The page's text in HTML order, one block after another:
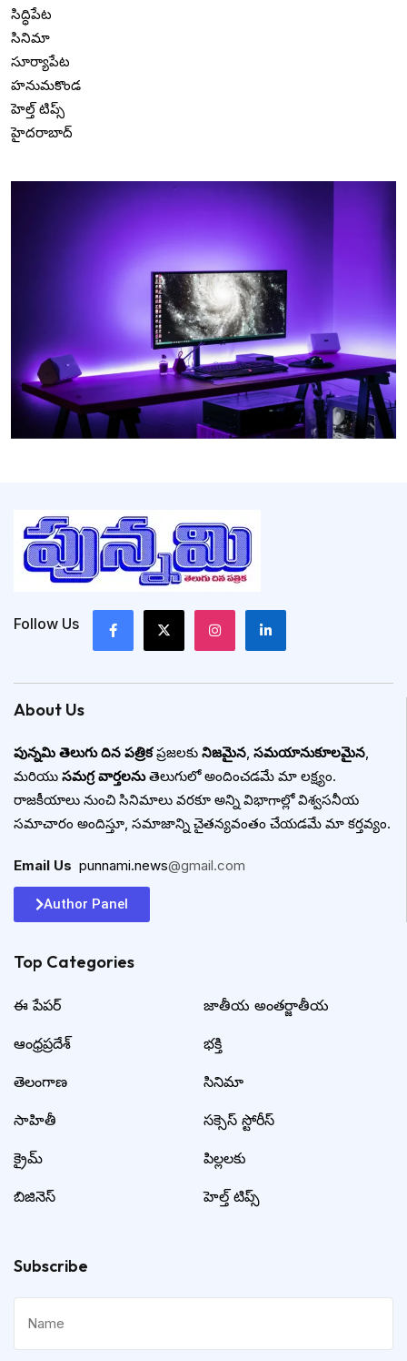
సిద్ధిపేట
సినిమా
సూర్యాపేట
హనుమకొండ
హెల్త్ టిప్స్
హైదరాబాద్
Follow Us
About Us
పున్నమి తెలుగు దిన పత్రికప్రజలకు నిజమైన, సమయానుకూలమైన,
మరియు సమగ్ర వార్తలనుతెలుగులో అందించడమే మా లక్ష్యం.
రాజకీయాలు నుంచి సినిమాలు వరకూ అన్ని విభాగాల్లో విశ్వసనీయ
సమాచారం అందిస్తూ, సమాజాన్ని చైతన్యవంతం చేయడమే మా కర్తవ్యం.
Email Us punnami.news@gmail.com
Author Panel
Top Categories​
ఈ పేపర్
ఆంధ్రప్రదేశ్
తెలంగాణ
సాహితీ
క్రైమ్
బిజినెస్
జాతీయ అంతర్జాతీయ
భక్తి
సినిమా
సక్సెస్ స్టోరీస్
పిల్లలకు
హెల్త్ టిప్స్
Subscribe